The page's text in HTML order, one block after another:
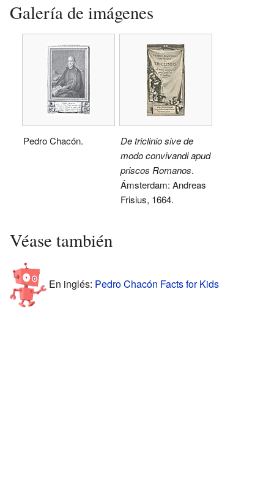
Galería de imágenes
Pedro Chacón.
De triclinio sive de
modo convivandi apud
priscos Romanos.
Ámsterdam: Andreas
Frisius, 1664.
Véase también
En inglés: Pedro Chacón Facts for Kids